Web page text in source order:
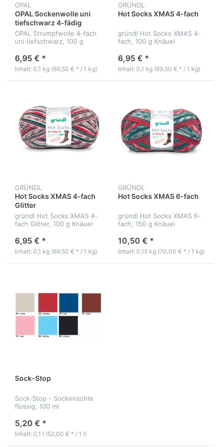
OPAL
OPAL Sockenwolle uni
tiefschwarz 4-fädig
OPAL Strumpfwolle 4-fach
uni tiefschwarz, 100 g
6,95 € *
Inhalt: 0,1 kg (69,50 € * / 1 kg)
GRÜNDL
Hot Socks XMAS 4-fach
gründl Hot Socks XMAS 4-
fach, 100 g Knäuel
6,95 € *
Inhalt: 0,1 kg (69,50 € * / 1 kg)
GRÜNDL
Hot Socks XMAS 4-fach
Glitter
gründl Hot Socks XMAS 4-
fach Glitter, 100 g Knäuel
6,95 € *
Inhalt: 0,1 kg (69,50 € * / 1 kg)
GRÜNDL
Hot Socks XMAS 6-fach
gründl Hot Socks XMAS 6-
fach, 150 g Knäuel
10,50 € *
Inhalt: 0,15 kg (70,00 € * / 1 kg)
Sock-Stop
Sock-Stop - Sockensohle
flüssig, 100 ml
5,20 € *
Inhalt: 0,1 l (52,00 € * / 1 l)